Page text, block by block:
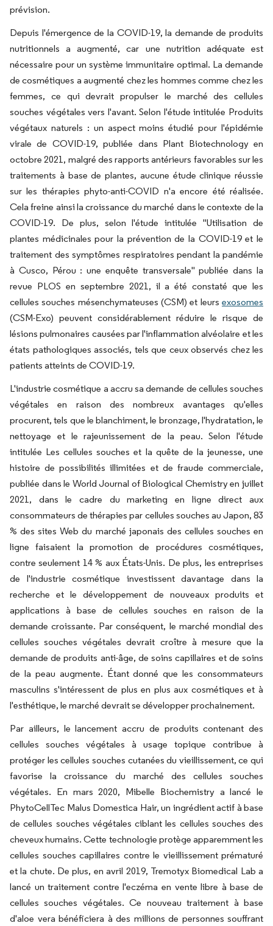
prévision.
Depuis l'émergence de la COVID-19, la demande de produits
nutritionnels a augmenté, car une nutrition adéquate est
nécessaire pour un système immunitaire optimal. La demande
de cosmétiques a augmenté chez les hommes comme chez les
femmes, ce qui devrait propulser le marché des cellules
souches végétales vers l'avant. Selon l'étude intitulée Produits
végétaux naturels : un aspect moins étudié pour l'épidémie
virale de COVID-19, publiée dans Plant Biotechnology en
octobre 2021, malgré des rapports antérieurs favorables sur les
traitements à base de plantes, aucune étude clinique réussie
sur les thérapies phyto-anti-COVID n'a encore été réalisée.
Cela freine ainsi la croissance du marché dans le contexte de la
COVID-19. De plus, selon l'étude intitulée "Utilisation de
plantes médicinales pour la prévention de la COVID-19 et le
traitement des symptômes respiratoires pendant la pandémie
à Cusco, Pérou : une enquête transversale" publiée dans la
revue PLOS en septembre 2021, il a été constaté que les
cellules souches mésenchymateuses (CSM) et leurs exosomes
(CSM-Exo) peuvent considérablement réduire le risque de
lésions pulmonaires causées par l'inflammation alvéolaire et les
états pathologiques associés, tels que ceux observés chez les
patients atteints de COVID-19.
L'industrie cosmétique a accru sa demande de cellules souches
végétales en raison des nombreux avantages qu'elles
procurent, tels que le blanchiment, le bronzage, l'hydratation, le
nettoyage et le rajeunissement de la peau. Selon l'étude
intitulée Les cellules souches et la quête de la jeunesse, une
histoire de possibilités illimitées et de fraude commerciale,
publiée dans le World Journal of Biological Chemistry en juillet
2021, dans le cadre du marketing en ligne direct aux
consommateurs de thérapies par cellules souches au Japon, 83
% des sites Web du marché japonais des cellules souches en
ligne faisaient la promotion de procédures cosmétiques,
contre seulement 14 % aux États-Unis. De plus, les entreprises
de l'industrie cosmétique investissent davantage dans la
recherche et le développement de nouveaux produits et
applications à base de cellules souches en raison de la
demande croissante. Par conséquent, le marché mondial des
cellules souches végétales devrait croître à mesure que la
demande de produits anti-âge, de soins capillaires et de soins
de la peau augmente. Étant donné que les consommateurs
masculins s'intéressent de plus en plus aux cosmétiques et à
l'esthétique, le marché devrait se développer prochainement.
Par ailleurs, le lancement accru de produits contenant des
cellules souches végétales à usage topique contribue à
protéger les cellules souches cutanées du vieillissement, ce qui
favorise la croissance du marché des cellules souches
végétales. En mars 2020, Mibelle Biochemistry a lancé le
PhytoCellTec Malus Domestica Hair, un ingrédient actif à base
de cellules souches végétales ciblant les cellules souches des
cheveux humains. Cette technologie protège apparemment les
cellules souches capillaires contre le vieillissement prématuré
et la chute. De plus, en avril 2019, Tremotyx Biomedical Lab a
lancé un traitement contre l'eczéma en vente libre à base de
cellules souches végétales. Ce nouveau traitement à base
d'aloe vera bénéficiera à des millions de personnes souffrant